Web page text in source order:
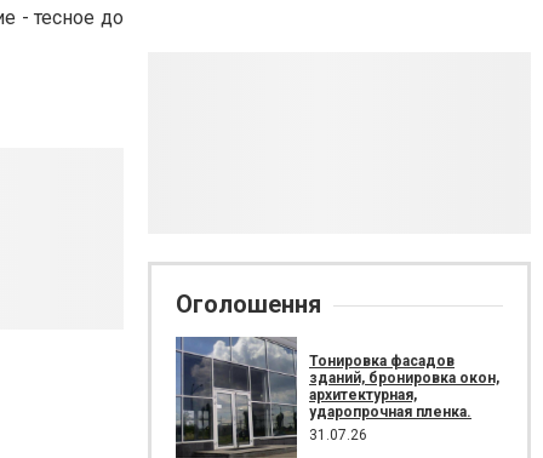
- тесное до
Оголошення
Тонировка фасадов
зданий, бронировка окон,
архитектурная,
ударопрочная пленка.
31.07.26